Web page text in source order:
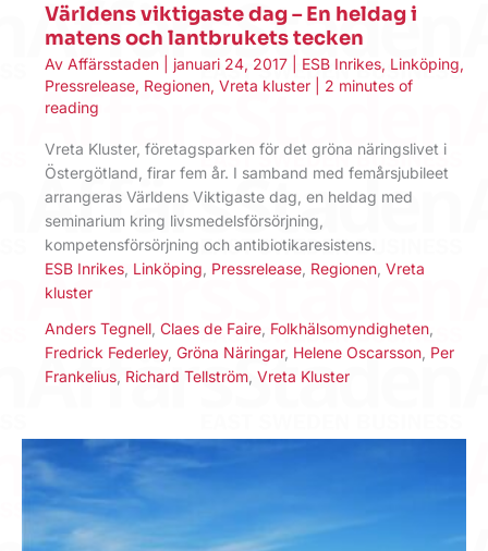
Världens viktigaste dag – En heldag i
matens och lantbrukets tecken
Av Affärsstaden januari 24, 2017 ESB Inrikes, Linköping,
Pressrelease, Regionen, Vreta kluster
2 minutes of
reading
Vreta Kluster, företagsparken för det gröna näringslivet i
Östergötland, firar fem år. I samband med femårsjubileet
arrangeras Världens Viktigaste dag, en heldag med
seminarium kring livsmedelsförsörjning,
kompetensförsörjning och antibiotikaresistens.
ESB Inrikes Linköping Pressrelease Regionen Vreta
kluster
Anders Tegnell Claes de Faire Folkhälsomyndigheten
Fredrick Federley, Gröna Näringar, Helene Oscarsson Per
Frankelius Richard Tellström Vreta Kluster